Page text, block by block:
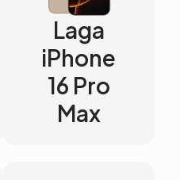
Laga
iPhone
16 Pro
Max